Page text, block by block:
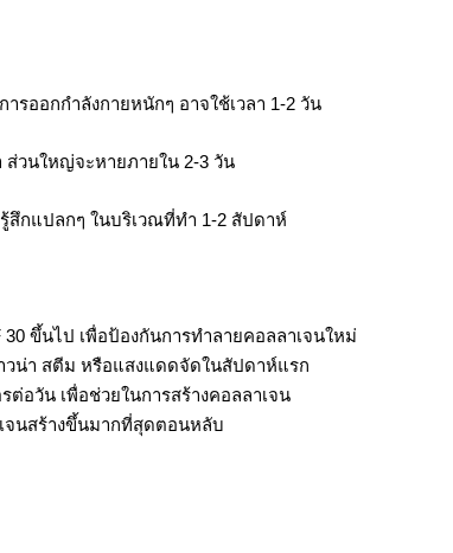
ารออกกำลังกายหนักๆ อาจใช้เวลา 1-2 วัน
ส่วนใหญ่จะหายภายใน 2-3 วัน
สึกแปลกๆ ในบริเวณที่ทำ 1-2 สัปดาห์
30 ขึ้นไป เพื่อป้องกันการทำลายคอลลาเจนใหม่
วน่า สตีม หรือแสงแดดจัดในสัปดาห์แรก
ต่อวัน เพื่อช่วยในการสร้างคอลลาเจน
จนสร้างขึ้นมากที่สุดตอนหลับ